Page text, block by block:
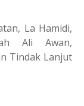
La Hamidi,
Ali Awan,
Tindak Lanjut